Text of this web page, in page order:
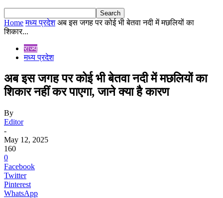
Home मध्य प्रदेश अब इस जगह पर कोई भी बेतवा नदी में मछलियों का
शिकार...
राज्य
मध्य प्रदेश
अब इस जगह पर कोई भी बेतवा नदी में मछलियों का
शिकार नहीं कर पाएगा, जाने क्या है कारण
By
Editor
-
May 12, 2025
160
0
Facebook
Twitter
Pinterest
WhatsApp